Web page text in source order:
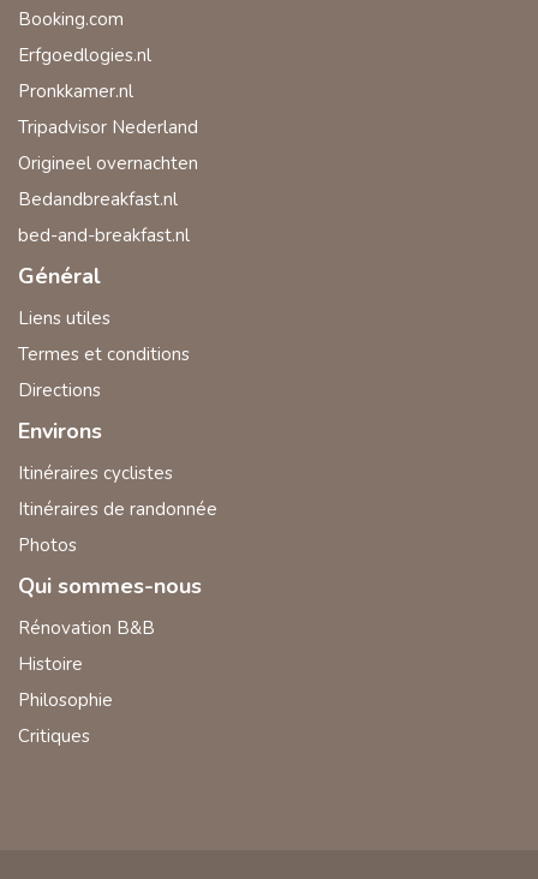
Booking.com
Erfgoedlogies.nl
Pronkkamer.nl
Tripadvisor Nederland
Origineel overnachten
Bedandbreakfast.nl
bed-and-breakfast.nl
Général
Liens utiles
Termes et conditions
Directions
Environs
Itinéraires cyclistes
Itinéraires de randonnée
Photos
Qui sommes-nous
Rénovation B&B
Histoire
Philosophie
Critiques